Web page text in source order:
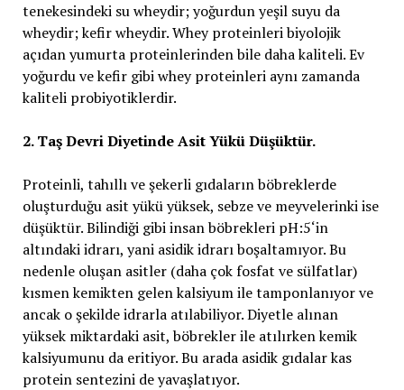
tenekesindeki su wheydir; yoğurdun yeşil suyu da
wheydir; kefir wheydir. Whey proteinleri biyolojik
açıdan yumurta proteinlerinden bile daha kaliteli. Ev
yoğurdu ve kefir gibi whey proteinleri aynı zamanda
kaliteli probiyotiklerdir.
2. Taş Devri Diyetinde Asit Yükü Düşüktür.
Proteinli, tahıllı ve şekerli gıdaların böbreklerde
oluşturduğu asit yükü yüksek, sebze ve meyvelerinki ise
düşüktür. Bilindiği gibi insan böbrekleri pH:5‘in
altındaki idrarı, yani asidik idrarı boşaltamıyor. Bu
nedenle oluşan asitler (daha çok fosfat ve sülfatlar)
kısmen kemikten gelen kalsiyum ile tamponlanıyor ve
ancak o şekilde idrarla atılabiliyor. Diyetle alınan
yüksek miktardaki asit, böbrekler ile atılırken kemik
kalsiyumunu da eritiyor. Bu arada asidik gıdalar kas
protein sentezini de yavaşlatıyor.